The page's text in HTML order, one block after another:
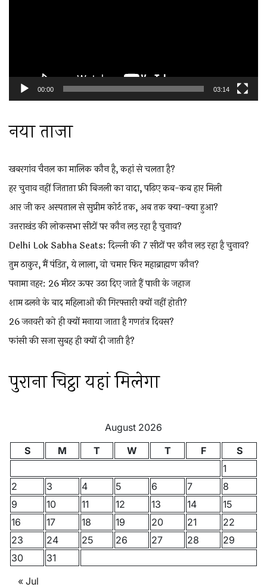
00:00 03:14
नया ताजा
खबरगांव चैनल का मालिक कौन है, कहां से चलता है?
हर चुनाव नहीं जिताता फ्री बिजली का वादा, पढ़िए कब-कब हार मिली
आर जी कर अस्पताल से सुप्रीम कोर्ट तक, अब तक क्या-क्या हुआ?
उत्तराखंड की लोकसभा सीटों पर कौन लड़ रहा है चुनाव?
Delhi Lok Sabha Seats: दिल्ली की 7 सीटों पर कौन लड़ रहा है चुनाव?
तुम ठाकुर, मैं पंडित, ये लाला, वो चमार फिर महाब्राह्मण कौन?
पनामा नहर: 26 मीटर ऊपर उठा दिए जाते हैं पानी के जहाज
शाम ढलने के बाद महिलाओं की गिरफ्तारी क्यों नहीं होती?
26 जनवरी को ही क्यों मनाया जाता है गणतंत्र दिवस?
फांसी की सजा सुबह ही क्यों दी जाती है?
पुराना चिट्ठा यहां मिलेगा
August 2026
S
M T W T F
S
1
2
3 4 5 6 7
8
9
10 11 12 13 14
15
16
17 18 19 20 21
22
23
24 25 26 27 28
29
30
31
« Jul